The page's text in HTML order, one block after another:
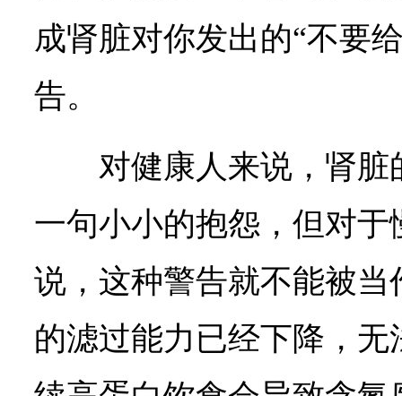
成肾脏对你发出的“不要
告。
对健康人来说，肾
一句小小的抱怨，但对
说，这种警告就不能被
的滤过能力已经下降，